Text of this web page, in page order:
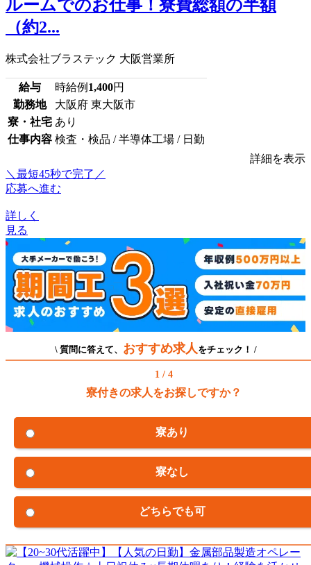
ルームでのお仕事！寮費総額の半額
（約2...
株式会社ブラステック 大阪営業所
給与 時給例 1,400円
勤務地
大阪府 東大阪市
寮・社宅 あり
仕事内容 検査・検品 / 半導体工場 / 日勤
詳細を表示
＼最短45秒で完了／
応募へ進む
詳しく
見る
\ 質問に答えて、 おすすめ求人 をチェック！ /
1 / 4
寮付きの求人をお探しですか？
寮あり
寮なし
どちらでも可